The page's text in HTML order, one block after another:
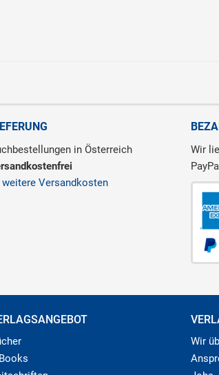
in Österreich
weitere Versandkosten
Wir
Wir